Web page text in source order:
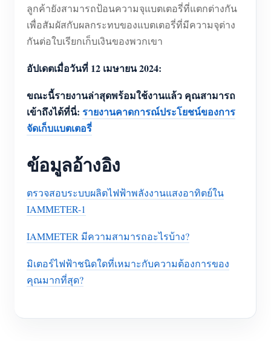
ลูกค้ายังสามารถป้อนความจุแบตเตอรี่ที่แตกต่างกัน
เพื่อสัมผัสกับผลกระทบของแบตเตอรี่ที่มีความจุต่าง
กันต่อใบเรียกเก็บเงินของพวกเขา
อัปเดตเมื่อวันที่ 12 เมษายน 2024:
ขณะนี้รายงานล่าสุดพร้อมใช้งานแล้ว คุณสามารถ
เข้าถึงได้ที่นี่: รายงานคาดการณ์ประโยชน์ของการ
จัดเก็บแบตเตอรี่
ข้อมูลอ้างอิง
ตรวจสอบระบบผลิตไฟฟ้าพลังงานแสงอาทิตย์ใน
IAMMETER-1
IAMMETER มีความสามารถอะไรบ้าง?
มิเตอร์ไฟฟ้าชนิดใดที่เหมาะกับความต้องการของ
คุณมากที่สุด?